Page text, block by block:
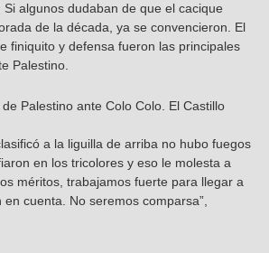
algunos dudaban de que el cacique
de la década, ya se convencieron. El
finiquito y defensa fueron las principales
Palestino.
Palestino ante Colo Colo. El Castillo
a la liguilla de arriba no hubo fuegos
en los tricolores y eso le molesta a
méritos, trabajamos fuerte para llegar a
cuenta. No seremos comparsa”,